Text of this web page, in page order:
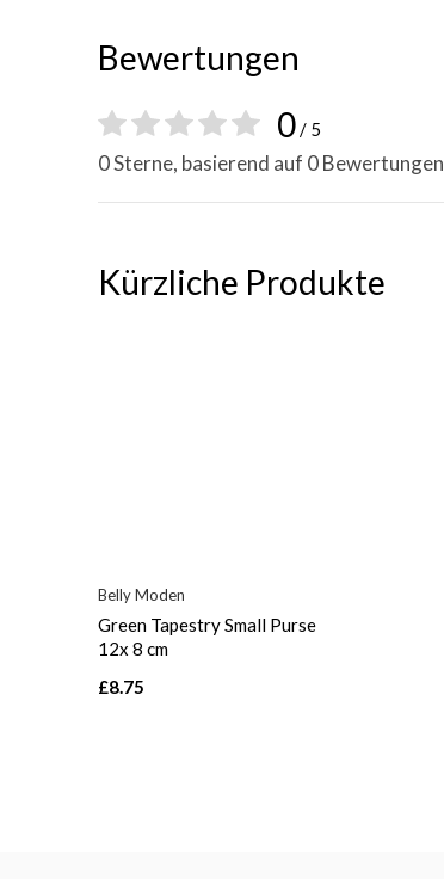
Bewertungen
0/ 5
0 Sterne, basierend auf 0 Bewertungen
Kürzliche Produkte
Belly Moden
Green Tapestry Small Purse
12x 8 cm
£8.75